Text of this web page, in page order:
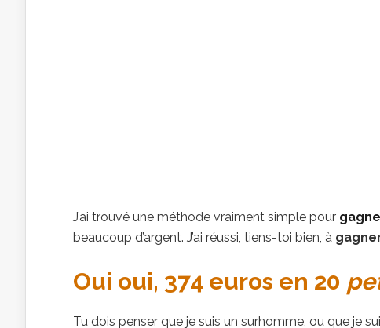
J’ai trouvé une méthode vraiment simple pour
beaucoup d’argent. J’ai réussi, tiens-toi bien, à
Oui oui, 374 euros en 20
Tu dois penser que je suis un surhomme, ou que je